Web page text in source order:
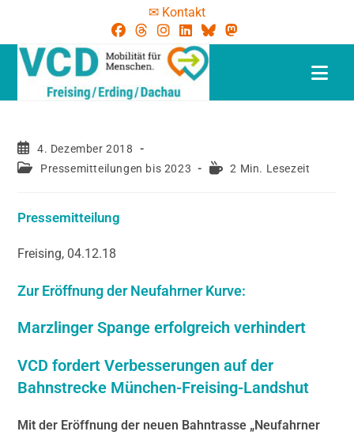
✉ Kontakt
4. Dezember 2018
Pressemitteilungen bis 2023
2 Min. Lesezeit
Pressemitteilung
Freising, 04.12.18
Zur Eröffnung der Neufahrner Kurve:
Marzlinger Spange erfolgreich verhindert
VCD fordert Verbesserungen auf der
Bahnstrecke München-Freising-Landshut
Mit der Eröffnung der neuen Bahntrasse „Neufahrner